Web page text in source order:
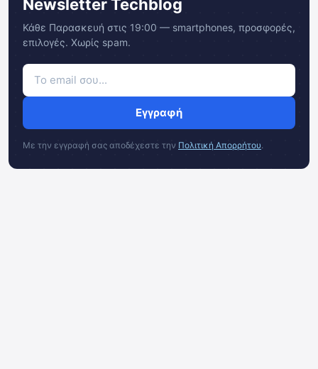
Newsletter Techblog
Κάθε Παρασκευή στις 19:00 — smartphones, προσφορές,
επιλογές. Χωρίς spam.
Εγγραφή
Με την εγγραφή σας αποδέχεστε την Πολιτική Απορρήτου.